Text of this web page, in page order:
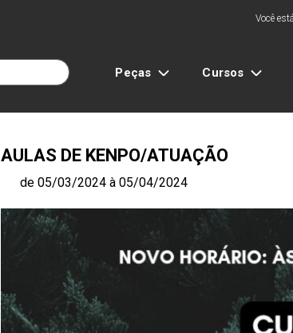
Você
Peças Cursos
AULAS DE KENPO/ATUAÇÃO
de 05/03/2024 à 05/04/2024